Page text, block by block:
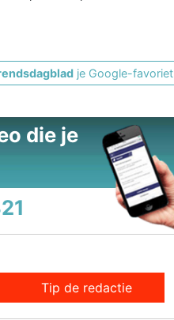
je Google-favoriet
die je
Tip de redactie